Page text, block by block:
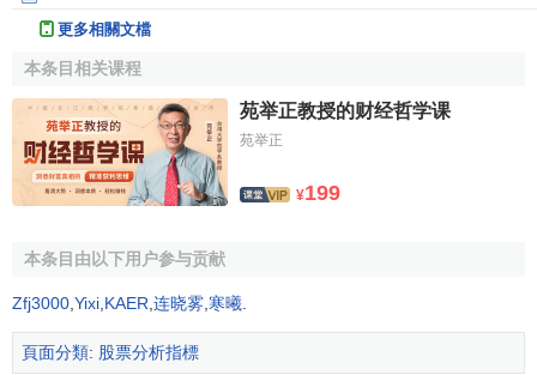
更多相關文檔
本条目相关课程
苑举正教授的财经哲学课
苑举正
¥199
本条目由以下用户参与贡献
Zfj3000,Yixi,KAER,连晓雾,寒曦.
頁面分類: 股票分析指標